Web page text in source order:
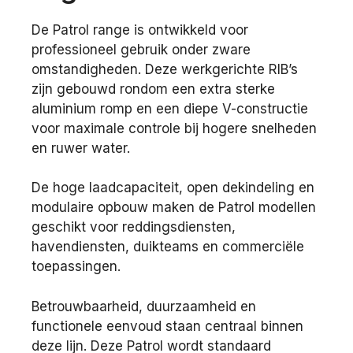
De Patrol range is ontwikkeld voor
professioneel gebruik onder zware
omstandigheden. Deze werkgerichte RIB’s
zijn gebouwd rondom een extra sterke
aluminium romp en een diepe V-constructie
voor maximale controle bij hogere snelheden
en ruwer water.
De hoge laadcapaciteit, open dekindeling en
modulaire opbouw maken de Patrol modellen
geschikt voor reddingsdiensten,
havendiensten, duikteams en commerciële
toepassingen.
Betrouwbaarheid, duurzaamheid en
functionele eenvoud staan centraal binnen
deze lijn. Deze Patrol wordt standaard